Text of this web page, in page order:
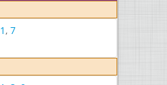
1, 7